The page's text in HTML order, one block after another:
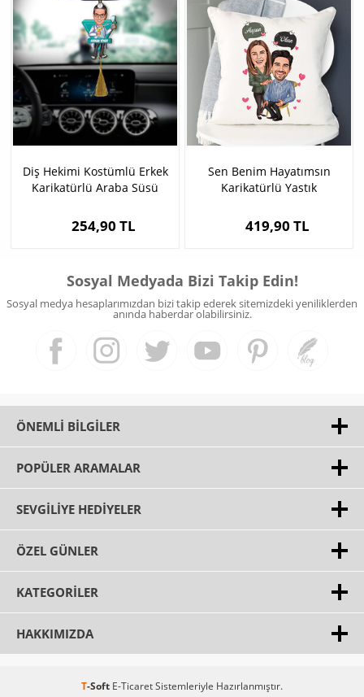
Diş Hekimi Kostümlü Erkek
Karikatürlü Araba Süsü
254,90 TL
Sen Benim Hayatımsın
Karikatürlü Yastık
419,90 TL
Sosyal Medyada Bizi Takip Edin!
Sosyal medya hesaplarımızdan bizi takip ederek sitemizdeki yeniliklerden
anında haberdar olabilirsiniz.
ÖNEMLI BILGILER
POPÜLER ARAMALAR
SEVGILIYE HEDIYELER
ÖZEL GÜNLER
KATEGORILER
HAKKIMIZDA
T-Soft E-TicaretSistemleriyle Hazırlanmıştır.